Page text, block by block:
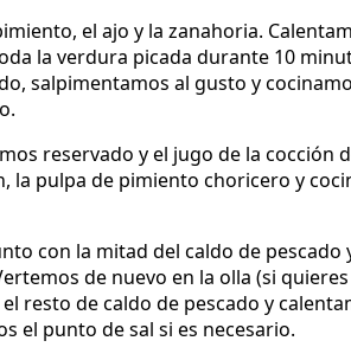
el ajo y la zanahoria.
la verdura picada durante 10
salpimentamos al gusto y
reservado y el jugo de la cocción
la pulpa de pimiento choricero y
con la mitad del caldo de pescado
de nuevo en la olla (si
resto de caldo de pescado y
el punto de sal si es necesario.